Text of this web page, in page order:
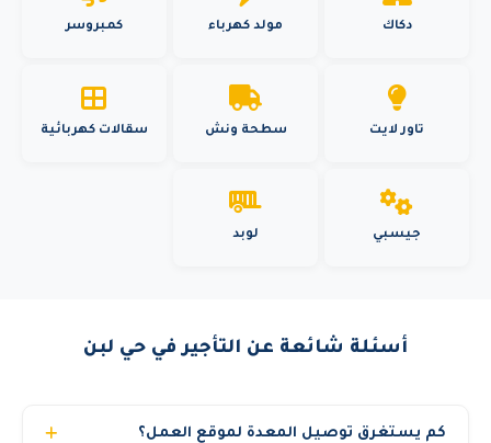
دكاك مولد كهرباء كمبروسر
تاور لايت سطحة ونش سقالات كهربائية
جيسبي لوبد
أسئلة شائعة عن التأجير في حي لبن
كم يستغرق توصيل المعدة لموقع العمل؟